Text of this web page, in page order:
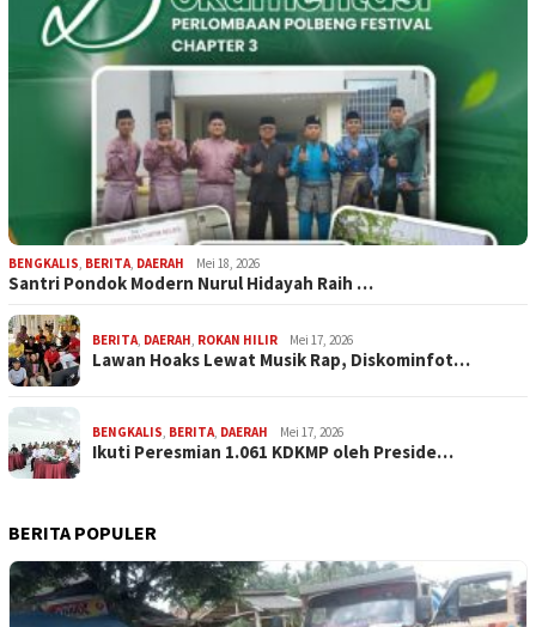
BENGKALIS, BERITA, DAERAH Mei 18, 2026
Santri Pondok Modern Nurul Hidayah Raih …
BERITA, DAERAH, ROKAN HILIR Mei 17, 2026
Lawan Hoaks Lewat Musik Rap, Diskominfot…
BENGKALIS, BERITA, DAERAH Mei 17, 2026
Ikuti Peresmian 1.061 KDKMP oleh Preside…
BERITA POPULER